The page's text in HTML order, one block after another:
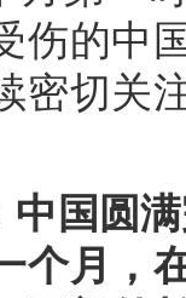
伤的中
密切关
中国圆
个月，